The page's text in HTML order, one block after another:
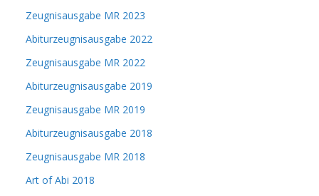
Zeugnisausgabe MR 2023
Abiturzeugnisausgabe 2022
Zeugnisausgabe MR 2022
Abiturzeugnisausgabe 2019
Zeugnisausgabe MR 2019
Abiturzeugnisausgabe 2018
Zeugnisausgabe MR 2018
Art of Abi 2018